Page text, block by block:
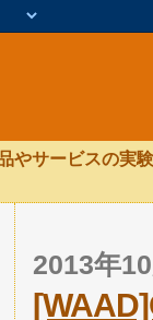
やサービスの実
2013年